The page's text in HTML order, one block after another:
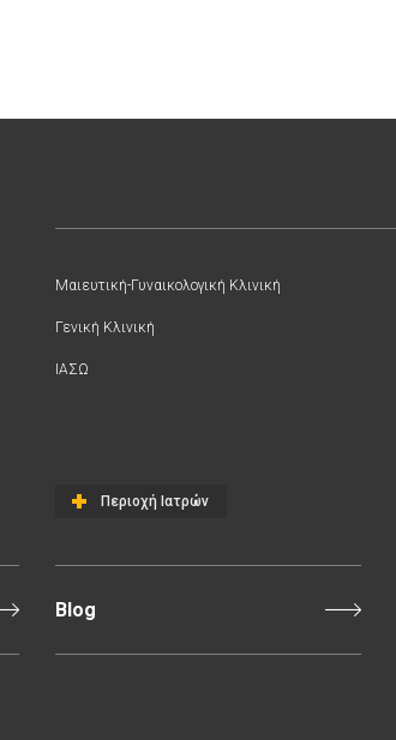
Μαιευτική-Γυναικολογική Κλινική
Γενική Κλινική
ΙΑΣΩ
Περιοχή Ιατρών
Blog